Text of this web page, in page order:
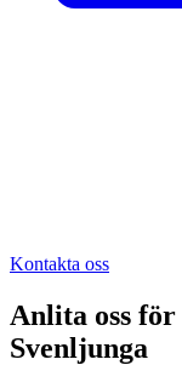
Kontakta oss
Anlita oss för
Svenljunga